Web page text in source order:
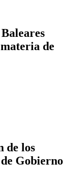
de
de los
Gobierno